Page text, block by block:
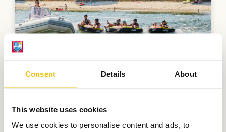
Consent Details About
This website uses cookies
We use cookies to personalise content and ads, to